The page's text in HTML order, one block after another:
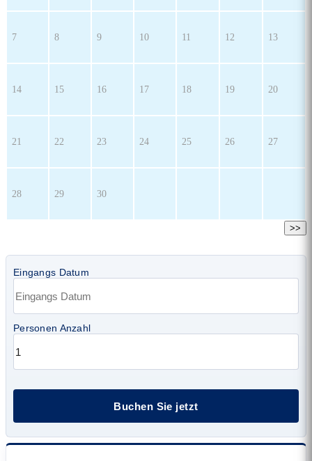
7 8 9 10 11 12 13
14 15 16 17 18 19 20
21 22 23 24 25 26 27
28 29 30
>>
Eingangs Datum
Personen Anzahl